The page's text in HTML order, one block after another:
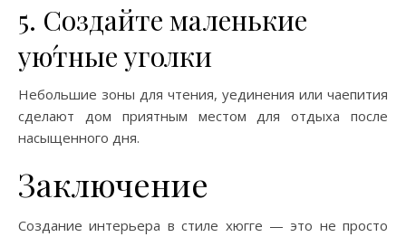
5. Создайте маленькие
ую́тные уголки
Небольшие зоны для чтения, уединения или чаепития
сделают дом приятным местом для отдыха после
насыщенного дня.
Заключение
Создание интерьера в стиле хюгге — это не просто